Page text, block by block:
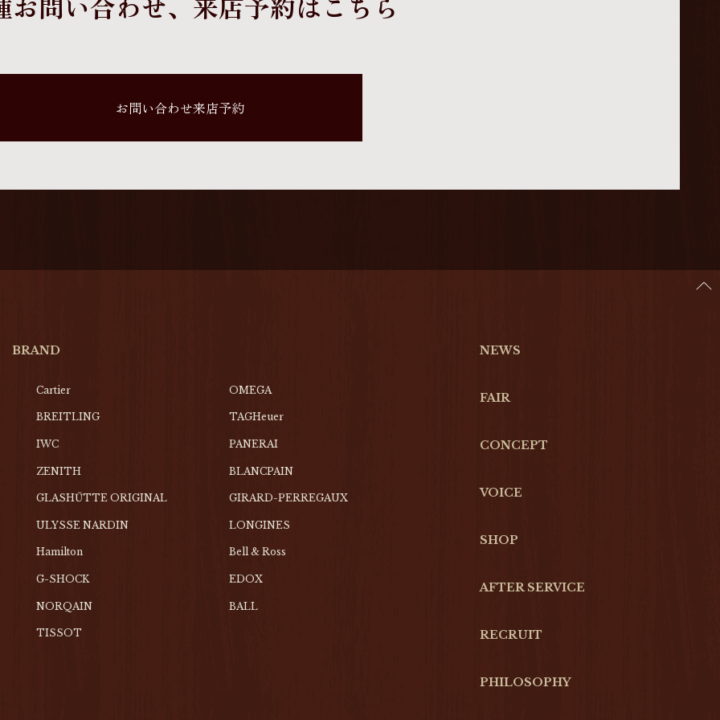
お問い合わせ来店予約
NEWS
FAIR
CONCEPT
BRAND
Cartier OMEGA
BREITLING TAGHeuer
IWC PANERAI
ZENITH BLANCPAIN
GLASHŰTTE ORIGINAL GIRARD-PERREGAUX
ULYSSE NARDIN LONGINES
Hamilton Bell & Ross
G-SHOCK EDOX
NORQAIN BALL
TISSOT
VOICE
SHOP
AFTER SERVICE
RECRUIT
PHILOSOPHY